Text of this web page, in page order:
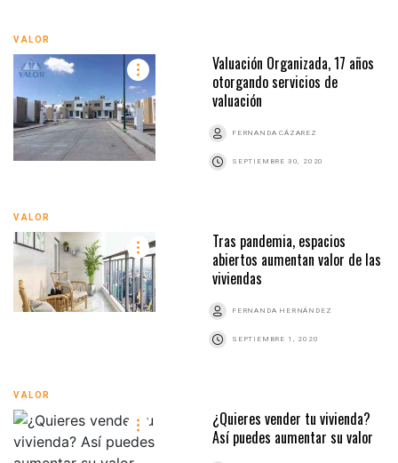
VALOR
Valuación Organizada, 17 años
otorgando servicios de
valuación
FERNANDA CÁZAREZ
SEPTIEMBRE 30, 2020
VALOR
Tras pandemia, espacios
abiertos aumentan valor de las
viviendas
FERNANDA HERNÁNDEZ
SEPTIEMBRE 1, 2020
VALOR
¿Quieres vender tu vivienda?
Así puedes aumentar su valor